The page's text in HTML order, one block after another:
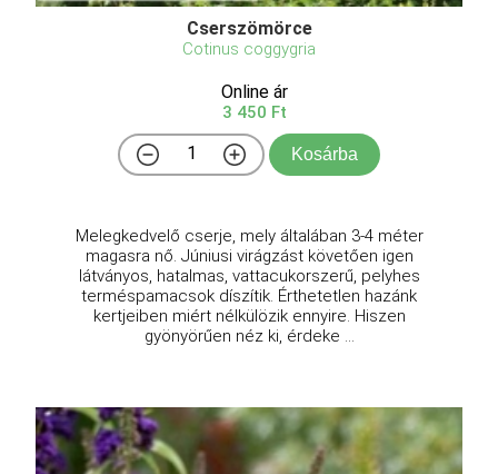
Cserszömörce
Cotinus coggygria
Online ár
3 450 Ft
Kosárba
Melegkedvelő cserje, mely általában 3-4 méter
magasra nő. Júniusi virágzást követően igen
látványos, hatalmas, vattacukorszerű, pelyhes
terméspamacsok díszítik. Érthetetlen hazánk
kertjeiben miért nélkülözik ennyire. Hiszen
gyönyörűen néz ki, érdeke ...